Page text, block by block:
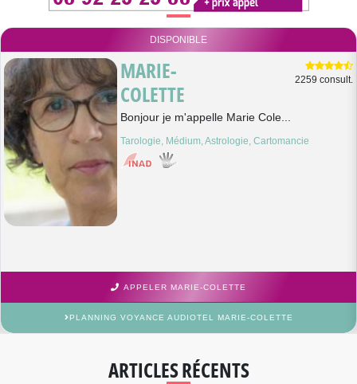
DISPONIBLE
MARIE-
COLETTE
2259 consult.
Bonjour je m'appelle Marie Cole...
Tarologie, Médium, Astrologie, Cartomancie
APPELER MARIE-COLETTE
PLANNING VOYANCE AUDIOTEL MARIE-COLETTE
ARTICLES RÉCENTS